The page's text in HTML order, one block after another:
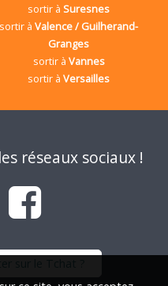
sortir àSuresnes
sortir àValence / Guilherand-
Granges
sortir à Vannes
sortir àVersailles
réseaux sociaux !